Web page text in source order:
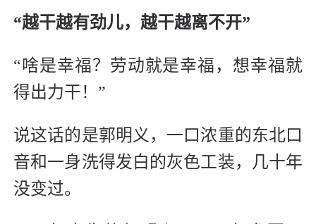
“越干越有劲儿，越干越离不开”
“啥是幸福？劳动就是幸福，想幸福就
得出力干！”
说这话的是郭明义，一口浓重的东北口
音和一身洗得发白的灰色工装，几十年
没变过。